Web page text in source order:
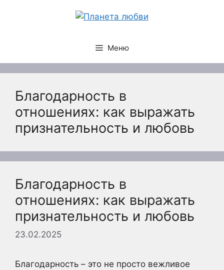
Меню
Благодарность в
отношениях: как выражать
признательность и любовь
Благодарность в
отношениях: как выражать
признательность и любовь
23.02.2025
Благодарность – это не просто вежливое